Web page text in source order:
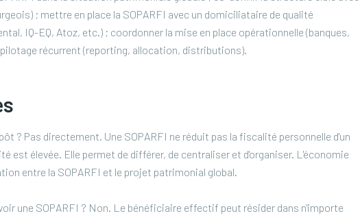
; mettre en place la SOPARFI avec un domiciliataire de qualité
IQ-EQ, Atoz, etc.) ; coordonner la mise en place opérationnelle (banques,
récurrent (reporting, allocation, distributions).
? Pas directement. Une SOPARFI ne réduit pas la fiscalité personnelle d'un
est élevée. Elle permet de différer, de centraliser et d'organiser. L'économie
entre la SOPARFI et le projet patrimonial global.
une SOPARFI ? Non. Le bénéficiaire effectif peut résider dans n'importe